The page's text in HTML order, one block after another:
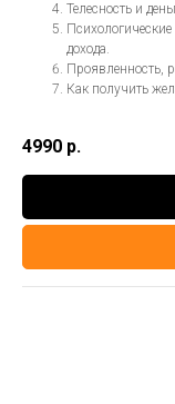
Телесность и
дохода.
Проявленность,
Как получить
4990 р.